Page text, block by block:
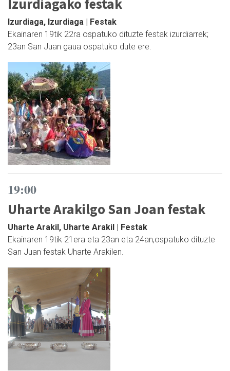
Izurdiagako festak
Izurdiaga, Izurdiaga | Festak
Ekainaren 19tik 22ra ospatuko dituzte festak izurdiarrek;
23an San Juan gaua ospatuko dute ere.
19:00
Uharte Arakilgo San Joan festak
Uharte Arakil, Uharte Arakil | Festak
Ekainaren 19tik 21era eta 23an eta 24an,ospatuko dituzte
San Juan festak Uharte Arakilen.